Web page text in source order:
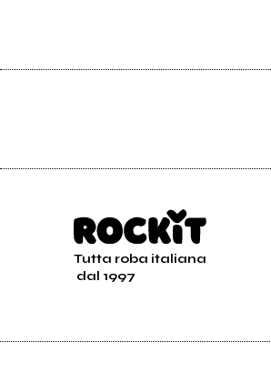
Tutta roba italiana
dal 1997